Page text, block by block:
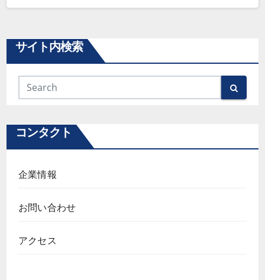
サイト内検索
コンタクト
企業情報
お問い合わせ
アクセス